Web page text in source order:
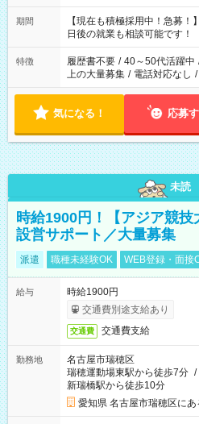
い」 「余裕を持って夕飯の
たくない」 など、ご希望を教えてく
の方へ 今ご覧のお仕事で希望
の勤務時間。 合計で週40時
期間
【現在も積極採用中！急募
日後の就業も相談可能です！
特徴 履歴書不要 / 40～50代活躍中
上の大量募集 / 電話対応なし /
気になる！ 応募
未読
時給1900円！【アジア競
設営サポート／大量募集
派遣 職種未経験OK WEB登録・面接
給与
時給1900円
交通費別途支給あり
交通費 交通費支給
勤務地
名古屋市瑞穂区
瑞穂運動場東駅から徒歩7分 /
新瑞橋駅から徒歩10分
愛知県 名古屋市瑞穂区にあ